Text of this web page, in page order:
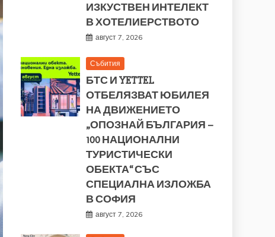
ИЗКУСТВЕН ИНТЕЛЕКТ
В ХОТЕЛИЕРСТВОТО
август 7, 2026
Събития
БТС И YETTEL
ОТБЕЛЯЗВАТ ЮБИЛЕЯ
НА ДВИЖЕНИЕТО
„ОПОЗНАЙ БЪЛГАРИЯ –
100 НАЦИОНАЛНИ
ТУРИСТИЧЕСКИ
ОБЕКТА“ СЪС
СПЕЦИАЛНА ИЗЛОЖБА
В СОФИЯ
август 7, 2026